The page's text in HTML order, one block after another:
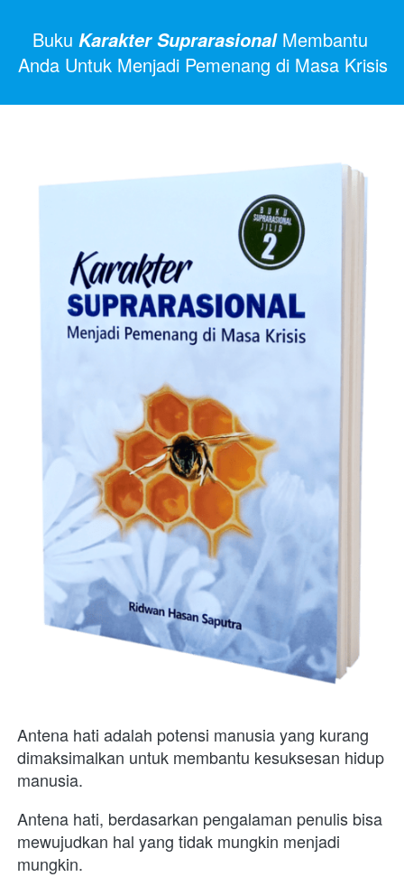
Buku Karakter Suprarasional Membantu
Anda Untuk Menjadi Pemenang di Masa Krisis
Antena hati adalah potensi manusia yang kurang
dimaksimalkan untuk membantu kesuksesan hidup
manusia.
Antena hati, berdasarkan pengalaman penulis bisa
mewujudkan hal yang tidak mungkin menjadi
mungkin.